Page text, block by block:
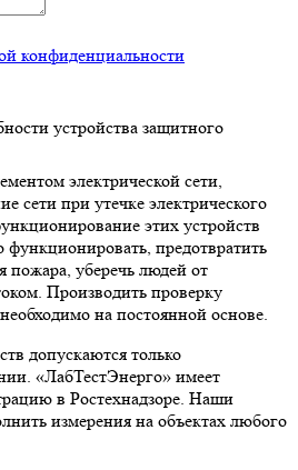
конфиденциальности
электрической сети,
сети при утечке электрического
этих устройств
функционировать, предотвратить
пожара, уберечь людей от
Производить проверку
на постоянной основе.
допускаются только
«ЛабТестЭнерго» имеет
в Ростехнадзоре. Наши
измерения на объектах любого